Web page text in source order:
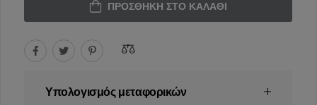
ΠΡΟΣΘΉΚΗ ΣΤΟ ΚΑΛΆΘΙ
Υπολογισμός μεταφορικών